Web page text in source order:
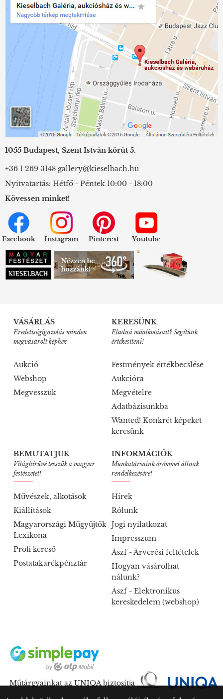
1055 Budapest, Szent István körút 5.
+36 1 269 3148 gallery@kieselbach.hu
Nyitvatartás: Hétfő - Péntek 10:00 - 18:00
Kövessen minket!
Facebook Instagram Pinterest Youtube
VÁSÁRLÁS
Eredetiségigazolás minden
megvásárolt képhez
Aukció
Webshop
Megvesszük
KERESÜNK
Eladná műalkotásait? Segítünk
értékesíteni!
Festmények értékbecslése
Aukcióra
Megvételre
Adatbázisunkba
Wanted! Konkrét képeket
keresünk
BEMUTATJUK
Világhírűvé tesszük a magyar
festészetet!
Művészek, alkotások
Kiállítások
Magyarországi Műgyűjtők
Lexikona
Profi kereső
Postatakarékpénztár
INFORMÁCIÓK
Munkatársaink örömmel állnak
rendelkezésére!
Hírek
Rólunk
Jogi nyilatkozat
Impresszum
Ászf - Árverési feltételek
Hogyan vásárolhat
nálunk?
Ászf - Elektronikus
kereskedelem (webshop)
Műtárgyainkat az UNIQA biztosítja